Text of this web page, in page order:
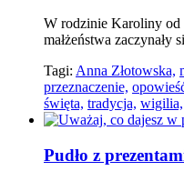
W rodzinie Karoliny od
małżeństwa
Tagi: Anna Złotowska,
przeznaczenie,
święta, tradycja, wigilia,
Pudło z